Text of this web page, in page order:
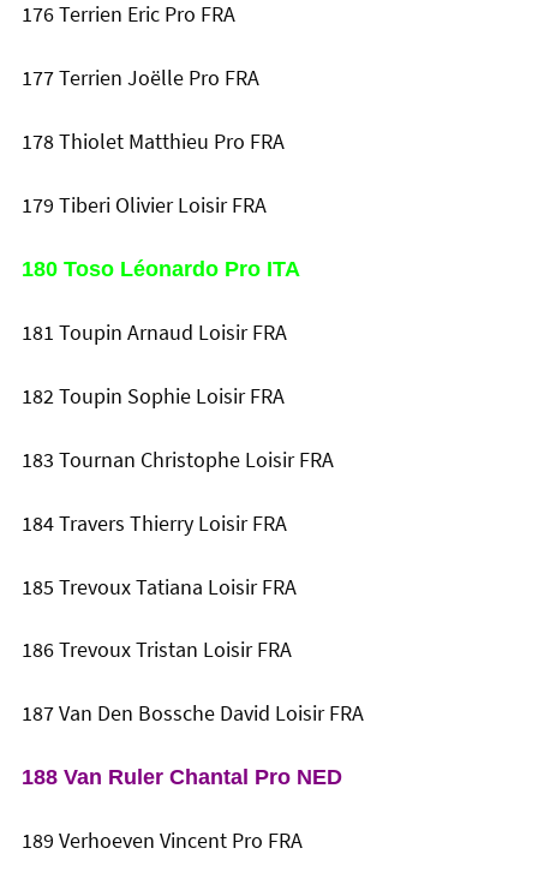
176 Terrien Eric Pro FRA
177 Terrien Joëlle Pro FRA
178 Thiolet Matthieu Pro FRA
179 Tiberi Olivier Loisir FRA
180 Toso Léonardo Pro ITA
181 Toupin Arnaud Loisir FRA
182 Toupin Sophie Loisir FRA
183 Tournan Christophe Loisir FRA
184 Travers Thierry Loisir FRA
185 Trevoux Tatiana Loisir FRA
186 Trevoux Tristan Loisir FRA
187 Van Den Bossche David Loisir FRA
188 Van Ruler Chantal Pro NED
189 Verhoeven Vincent Pro FRA